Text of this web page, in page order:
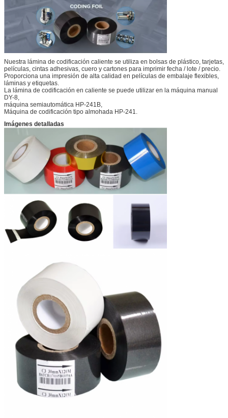
Nuestra lámina de codificación caliente se utiliza en bolsas de plástico, tarjetas,
películas, cintas adhesivas, cuero y cartones para imprimir fecha / lote / precio.
Proporciona una impresión de alta calidad en películas de embalaje flexibles,
láminas y etiquetas.
La lámina de codificación en caliente se puede utilizar en la máquina manual
DY-8,
máquina semiautomática HP-241B,
Máquina de codificación tipo almohada HP-241.
Imágenes detalladas